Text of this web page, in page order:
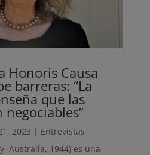
Honoris Causa
barreras: “La
que las
2023 | Entrevistas
Australia, 1944) es una